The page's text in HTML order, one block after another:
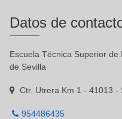
Datos de
Escuela Técnica Superior
de Sevilla
Ctr. Utrera Km 1 - 41013 -
954486435